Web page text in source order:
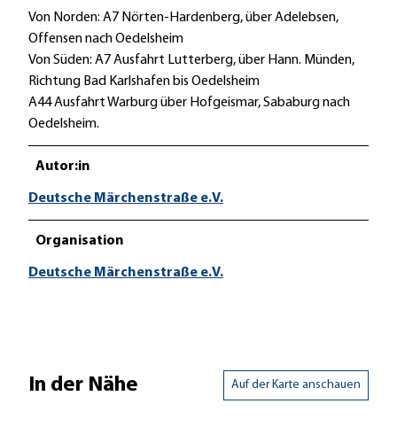
Von Norden: A7 Nörten-Hardenberg, über Adelebsen,
Offensen nach Oedelsheim
Von Süden: A7 Ausfahrt Lutterberg, über Hann. Münden,
Richtung Bad Karlshafen bis Oedelsheim
A44 Ausfahrt Warburg über Hofgeismar, Sababurg nach
Oedelsheim.
Autor:in
Deutsche Märchenstraße e.V.
Organisation
Deutsche Märchenstraße e.V.
In der Nähe Auf der Karte anschauen